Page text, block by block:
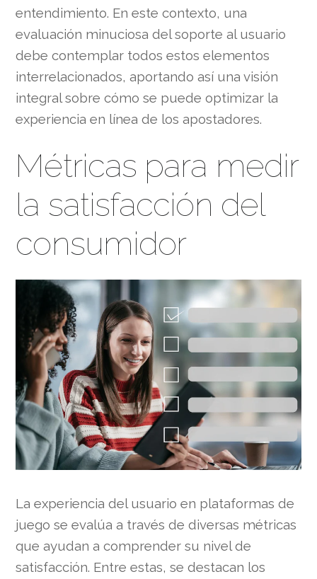
entendimiento. En este contexto, una
evaluación minuciosa del soporte al usuario
debe contemplar todos estos elementos
interrelacionados, aportando así una visión
integral sobre cómo se puede optimizar la
experiencia en línea de los apostadores.
Métricas para medir
la satisfacción del
consumidor
La experiencia del usuario en plataformas de
juego se evalúa a través de diversas métricas
que ayudan a comprender su nivel de
satisfacción. Entre estas, se destacan los